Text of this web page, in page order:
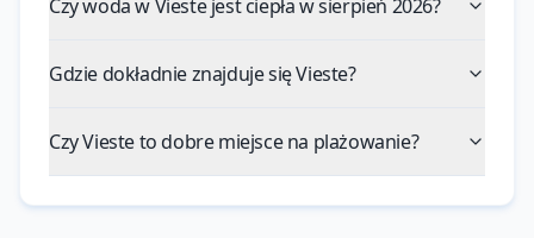
Czy woda w Vieste jest ciepła w sierpień 2026?
Gdzie dokładnie znajduje się Vieste?
Czy Vieste to dobre miejsce na plażowanie?